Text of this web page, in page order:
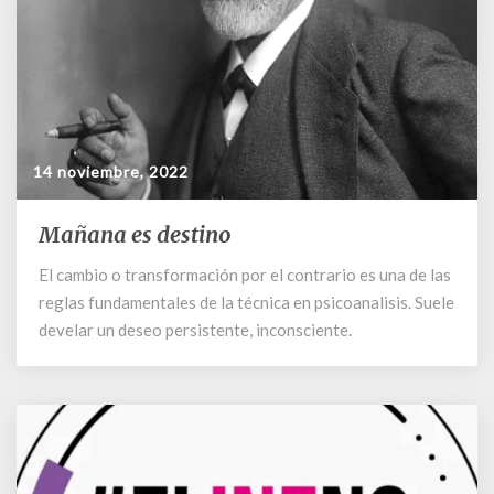
14 noviembre, 2022
Mañana
destino
Mañana es destino
El cambio o transformación por el contrario es una de las
reglas fundamentales de la técnica en psicoanalisis. Suele
develar un deseo persistente, inconsciente.